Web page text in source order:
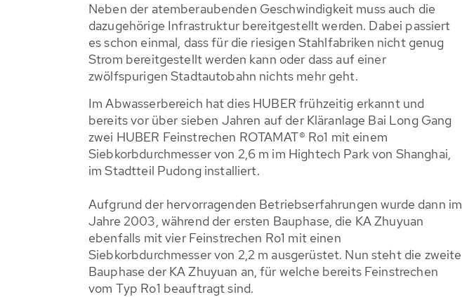
Neben der atemberaubenden Geschwindigkeit muss auch die
dazugehörige Infrastruktur bereitgestellt werden. Dabei passiert
es schon einmal, dass für die riesigen Stahlfabriken nicht genug
Strom bereitgestellt werden kann oder dass auf einer
zwölfspurigen Stadtautobahn nichts mehr geht.
Im Abwasserbereich hat dies HUBER frühzeitig erkannt und
bereits vor über sieben Jahren auf der Kläranlage Bai Long Gang
zwei HUBER Feinstrechen ROTAMAT® Ro1 mit einem
Siebkorbdurchmesser von 2,6 m im Hightech Park von Shanghai,
im Stadtteil Pudong installiert.
Aufgrund der hervorragenden Betriebserfahrungen wurde dann im
Jahre 2003, während der ersten Bauphase, die KA Zhuyuan
ebenfalls mit vier Feinstrechen Ro1 mit einen
Siebkorbdurchmesser von 2,2 m ausgerüstet. Nun steht die zweite
Bauphase der KA Zhuyuan an, für welche bereits Feinstrechen
vom Typ Ro1 beauftragt sind.